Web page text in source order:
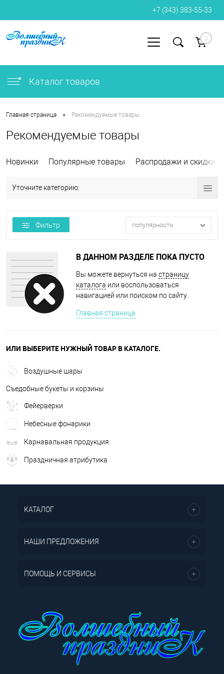
+7 (343) 383-55-33
0
Каталог товаров
Главная страница • Рекомендуемые товары
Рекомендуемые товары
Новинки Популярные товары Распродажи и скидки
Уточните категорию:
Фильтр популярности
В ДАННОМ РАЗДЕЛЕ ПОКА ПУСТО
Вы можете вернуться на страницу
каталога или воспользоваться
навигацией или поиском по сайту.
Главная страница
ИЛИ ВЫБЕРИТЕ НУЖНЫЙ ТОВАР В КАТАЛОГЕ.
Воздушные шары
Съедобные букеты и корзины
Фейерверки
Небесные фонарики
Карнавальная продукция
Праздничная атрибутика
КАТАЛОГ
НАШИ ПРЕДЛОЖЕНИЯ
ПОМОЩЬ И СЕРВИСЫ